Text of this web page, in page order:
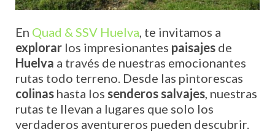
En Quad & SSV Huelva , te invitamos a
explorar los impresionantes paisajes de
Huelva a través de nuestras emocionantes
rutas todo terreno. Desde las pintorescas
colinas hasta los senderos salvajes , nuestras
rutas te llevan a lugares que solo los
verdaderos aventureros pueden descubrir.